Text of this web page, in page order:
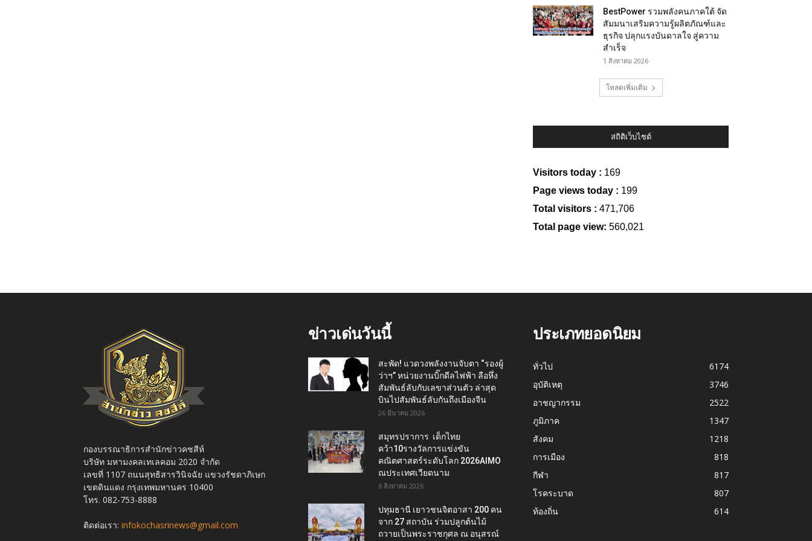
BestPower รวมพลังคนภาคใต้ จัด
สัมมนาเสริมความรู้ผลิตภัณฑ์และ
ธุรกิจ ปลุกแรงบันดาลใจ สู่ความ
สำเร็จ
1 สิงหาคม 2026
โหลดเพิ่มเติม
สถิติเว็บไซต์
Visitors today : 169
Page views today : 199
Total visitors : 471,706
Total page view: 560,021
กองบรรณาธิการสำนักข่าวคชสีห์
บริษัท มหามงคลเทเลคอม 2020 จำกัด
เลขที่ 1107 ถนนสุทธิสารวินิจฉัย แขวงรัชดาภิเษก
เขตดินแดง กรุงเทพมหานคร 10400
โทร. 082-753-8888
ติดต่อเรา: infokochasrinews@gmail.com
ข่าวเด่นวันนี้
สะพัด! แวดวงพลังงานจับตา “รองผู้
ว่าฯ” หน่วยงานบิ๊กดีลไฟฟ้า ลือหึ่ง
สัมพันธ์ลับกับเลขาส่วนตัว ล่าสุด
บินไปสัมพันธ์ลับกันถึงเมืองจีน
26 มีนาคม 2026
สมุทรปราการ เด็กไทย
คว้า10รางวัลการแข่งขัน
คณิตศาสตร์ระดับโลก 2026AIMO
ณประเทศเวียดนาม
6 สิงหาคม 2026
ปทุมธานี เยาวชนจิตอาสา 200 คน
จาก 27 สถาบัน ร่วมปลูกต้นไม้
ถวายเป็นพระราชกุศล ณ อนุสรณ์
ประเภทยอดนิยม
ทั่วไป
6174
อุบัติเหตุ
3746
อาชญากรรม
2522
ภูมิภาค
1347
สังคม
1218
การเมือง
818
กีฬา
817
โรคระบาด
807
ท้องถิ่น
614